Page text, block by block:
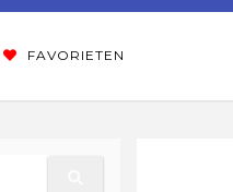
FAVORIETEN